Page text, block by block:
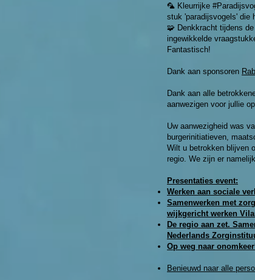
🦜 Kleurrijke
stuk 'paradijsvogels' die
🧩 Denkkracht tijdens
ingewikkelde
Fantastisch!
Dank aan sponsoren
Dank aan alle
aanwezigen voor jullie
Uw aanwezigheid was
burgerinitiatieven,
Wilt u betrokken blijven
regio. We zijn er
Presentaties event:
Werken aan sociale
Samenwerken met
wijkgericht werken
De regio aan zet.
Nederlands
Op weg naar
Benieuwd naar alle